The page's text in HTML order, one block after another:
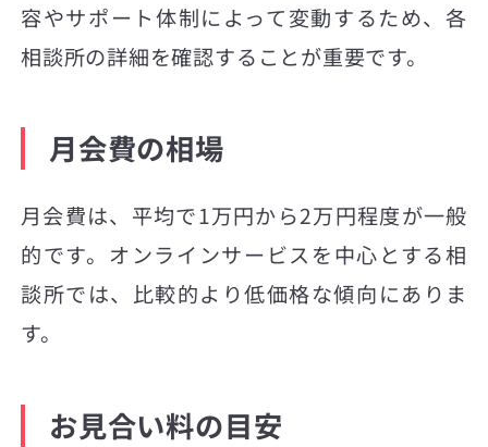
容やサポート体制によって変動するため、各
相談所の詳細を確認することが重要です。
月会費の相場
月会費は、平均で1万円から2万円程度が一般
的です。オンラインサービスを中心とする相
談所では、比較的より低価格な傾向にありま
す。
お見合い料の目安